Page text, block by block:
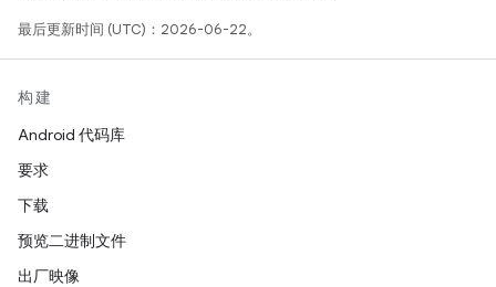
最后更新时间 (UTC)：2026-06-22。
构建
Android 代码库
要求
下载
预览二进制文件
出厂映像